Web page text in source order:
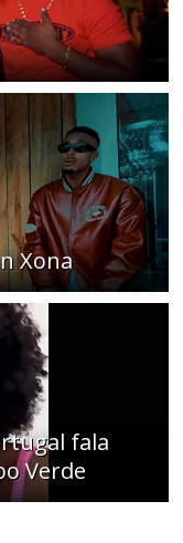
Xona
fala
Verde